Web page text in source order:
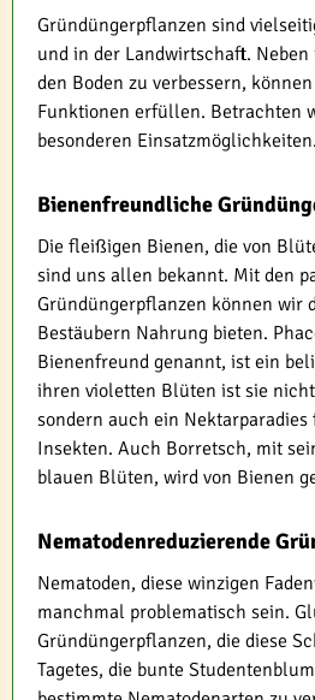
Gründüngerpflanzen sind
und in der Landwirtschaft.
den Boden zu verbessern,
Funktionen erfüllen. Betrachten
besonderen Einsatzmöglichkeiten.
Bienenfreundliche
Die fleißigen Bienen, die von
sind uns allen bekannt. Mit den
Gründüngerpflanzen können wir
Bestäubern Nahrung bieten.
Bienenfreund genannt, ist ein
ihren violetten Blüten ist sie
sondern auch ein
Insekten. Auch Borretsch, mit
blauen Blüten, wird von Bienen
Nematodenreduzierende
Nematoden, diese winzigen
manchmal problematisch sein.
Gründüngerpflanzen, die diese
Tagetes, die bunte